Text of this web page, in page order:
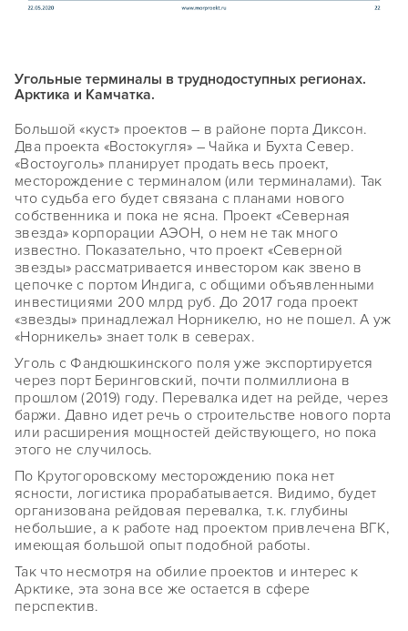
Угольные терминалы в труднодоступных регионах.
Арктика и Камчатка.
Большой «куст» проектов – в районе порта Диксон.
Два проекта «Востокугля» – Чайка и Бухта Север.
«Востоуголь» планирует продать весь проект,
месторождение с терминалом (или терминалами). Так
что судьба его будет связана с планами нового
собственника и пока не ясна. Проект «Северная
звезда» корпорации АЭОН, о нем не так много
известно. Показательно, что проект «Северной
звезды» рассматривается инвестором как звено в
цепочке с портом Индига, с общими объявленными
инвестициями 200 млрд руб. До 2017 года проект
«звезды» принадлежал Норникелю, но не пошел. А уж
«Норникель» знает толк в северах.
Уголь с Фандюшкинского поля уже экспортируется
через порт Беринговский, почти полмиллиона в
прошлом (2019) году. Перевалка идет на рейде, через
баржи. Давно идет речь о строительстве нового порта
или расширения мощностей действующего, но пока
этого не случилось.
По Крутогоровскому месторождению пока нет
ясности, логистика прорабатывается. Видимо, будет
организована рейдовая перевалка, т.к. глубины
небольшие, а к работе над проектом привлечена ВГК,
имеющая большой опыт подобной работы.
Так что несмотря на обилие проектов и интерес к
Арктике, эта зона все же остается в сфере
перспектив.